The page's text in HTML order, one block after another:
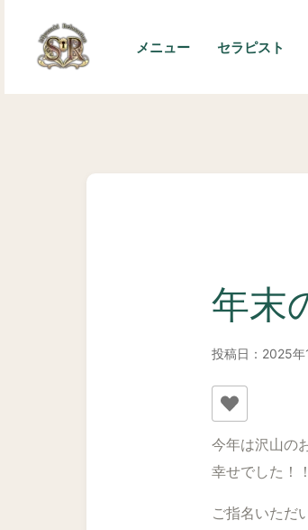
ス
メニュー セラピスト
年末
投稿日：2025年
今年は沢山の
幸せでした！
ご指名いただ